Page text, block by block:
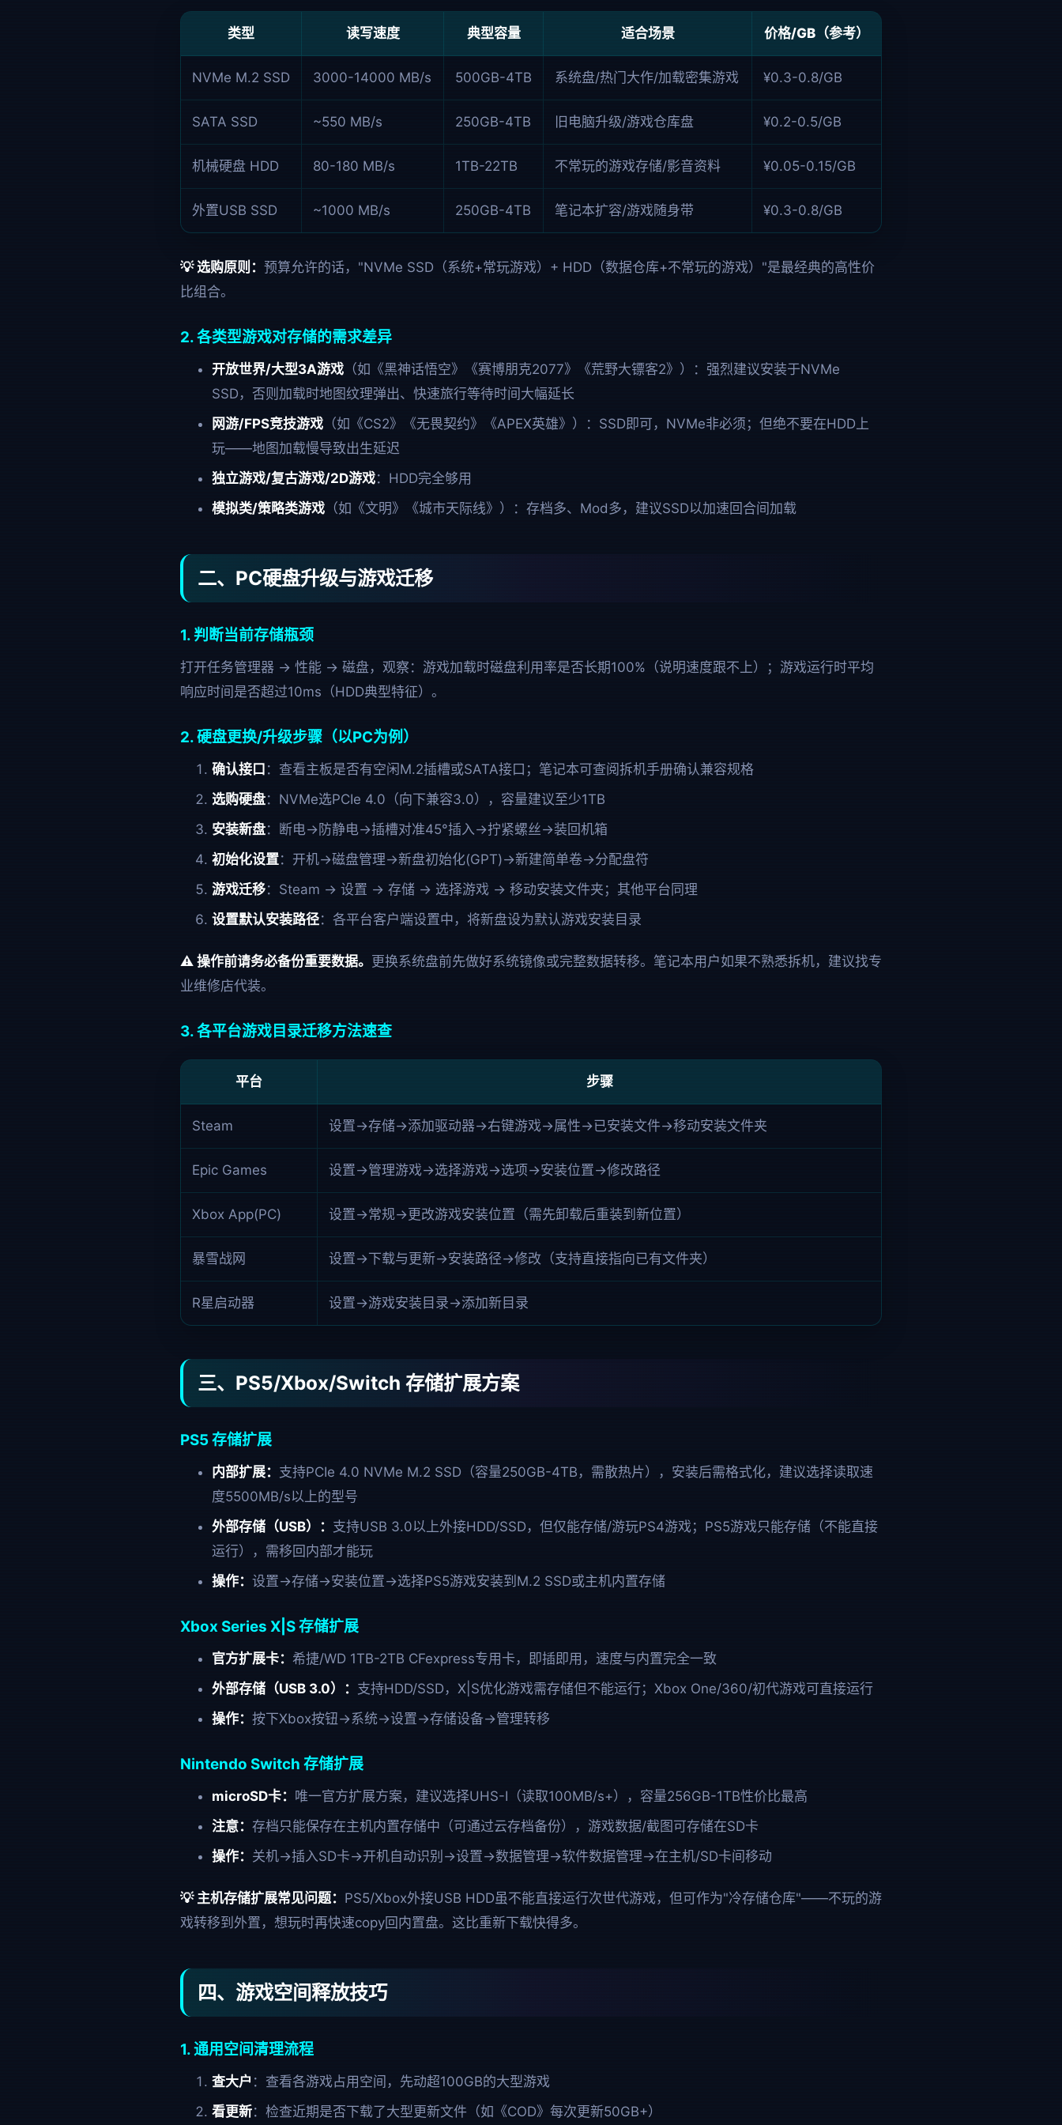
类型 读写速度 典型容量 适合场景 价格/GB（参考）
NVMe M.2 SSD 3000-14000 MB/s 500GB-4TB 系统盘/热门大作/加载密集游戏 ¥0.3-0.8/GB
SATA SSD ~550 MB/s 250GB-4TB 旧电脑升级/游戏仓库盘 ¥0.2-0.5/GB
机械硬盘 HDD 80-180 MB/s 1TB-22TB 不常玩的游戏存储/影音资料 ¥0.05-0.15/GB
外置USB SSD ~1000 MB/s 250GB-4TB 笔记本扩容/游戏随身带 ¥0.3-0.8/GB
💡 选购原则： 预算允许的话，"NVMe SSD（系统+常玩游戏）+ HDD（数据仓库+不常玩的游戏）"是最经典的高性价
比组合。
2. 各类型游戏对存储的需求差异
开放世界/大型3A游戏（如《黑神话悟空》《赛博朋克2077》《荒野大镖客2》）：强烈建议安装于NVMe
SSD，否则加载时地图纹理弹出、快速旅行等待时间大幅延长
网游/FPS竞技游戏（如《CS2》《无畏契约》《APEX英雄》）：SSD即可，NVMe非必须；但绝不要在HDD上
玩——地图加载慢导致出生延迟
独立游戏/复古游戏/2D游戏：HDD完全够用
模拟类/策略类游戏（如《文明》《城市天际线》）：存档多、Mod多，建议SSD以加速回合间加载
二、PC硬盘升级与游戏迁移
1. 判断当前存储瓶颈
打开任务管理器 → 性能 → 磁盘，观察：游戏加载时磁盘利用率是否长期100%（说明速度跟不上）；游戏运行时平均
响应时间是否超过10ms（HDD典型特征）。
2. 硬盘更换/升级步骤（以PC为例）
确认接口 ：查看主板是否有空闲M.2插槽或SATA接口；笔记本可查阅拆机手册确认兼容规格
选购硬盘：NVMe选PCIe 4.0（向下兼容3.0），容量建议至少1TB
安装新盘：断电→防静电→插槽对准45°插入→拧紧螺丝→装回机箱
初始化设置：开机→磁盘管理→新盘初始化(GPT)→新建简单卷→分配盘符
游戏迁移：Steam → 设置 → 存储 → 选择游戏 → 移动安装文件夹；其他平台同理
设置默认安装路径：各平台客户端设置中，将新盘设为默认游戏安装目录
⚠️ 操作前请务必备份重要数据。 更换系统盘前先做好系统镜像或完整数据转移。笔记本用户如果不熟悉拆机，建议找专
业维修店代装。
3. 各平台游戏目录迁移方法速查
平台 步骤
Steam 设置→存储→添加驱动器→右键游戏→属性→已安装文件→移动安装文件夹
Epic Games 设置→管理游戏→选择游戏→选项→安装位置→修改路径
Xbox App(PC) 设置→常规→更改游戏安装位置（需先卸载后重装到新位置）
暴雪战网 设置→下载与更新→安装路径→修改（支持直接指向已有文件夹）
R星启动器 设置→游戏安装目录→添加新目录
三、PS5/Xbox/Switch 存储扩展方案
PS5 存储扩展
内部扩展： 支持PCIe 4.0 NVMe M.2 SSD（容量250GB-4TB，需散热片），安装后需格式化，建议选择读取速
度5500MB/s以上的型号
外部存储（USB）： 支持USB 3.0以上外接HDD/SSD，但仅能存储/游玩PS4游戏；PS5游戏只能存储（不能直接
运行），需移回内部才能玩
操作： 设置→存储→安装位置→选择PS5游戏安装到M.2 SSD或主机内置存储
Xbox Series X|S 存储扩展
官方扩展卡： 希捷/WD 1TB-2TB CFexpress专用卡，即插即用，速度与内置完全一致
外部存储（USB 3.0）： 支持HDD/SSD，X|S优化游戏需存储但不能运行；Xbox One/360/初代游戏可直接运行
操作： 按下Xbox按钮→系统→设置→存储设备→管理转移
Nintendo Switch 存储扩展
microSD卡： 唯一官方扩展方案，建议选择UHS-I（读取100MB/s+），容量256GB-1TB性价比最高
注意： 存档只能保存在主机内置存储中（可通过云存档备份），游戏数据/截图可存储在SD卡
操作： 关机→插入SD卡→开机自动识别→设置→数据管理→软件数据管理→在主机/SD卡间移动
💡 主机存储扩展常见问题： PS5/Xbox外接USB HDD虽不能直接运行次世代游戏，但可作为"冷存储仓库"——不玩的游
戏转移到外置，想玩时再快速copy回内置盘。这比重新下载快得多。
四、游戏空间释放技巧
1. 通用空间清理流程
查大户 ：查看各游戏占用空间，先动超100GB的大型游戏
看更新：检查近期是否下载了大型更新文件（如《COD》每次更新50GB+）